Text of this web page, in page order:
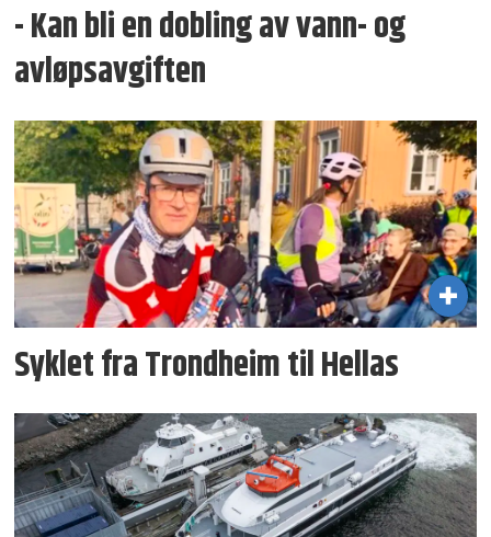
- Kan bli en dobling av vann- og
avløpsavgiften
Syklet fra Trondheim til Hellas